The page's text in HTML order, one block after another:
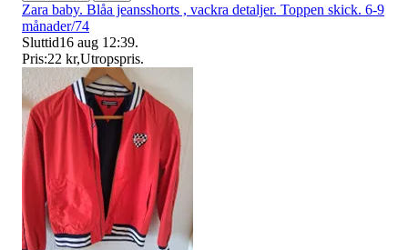
Zara baby. Blåa jeansshorts , vackra detaljer. Toppen skick. 6-9
månader/74
Sluttid16 aug 12:39.
Pris:22 kr,Utropspris.